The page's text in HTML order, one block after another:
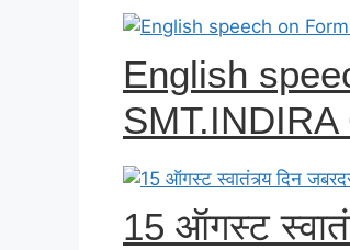
English
SMT.INDIRA
15 ऑगस्ट